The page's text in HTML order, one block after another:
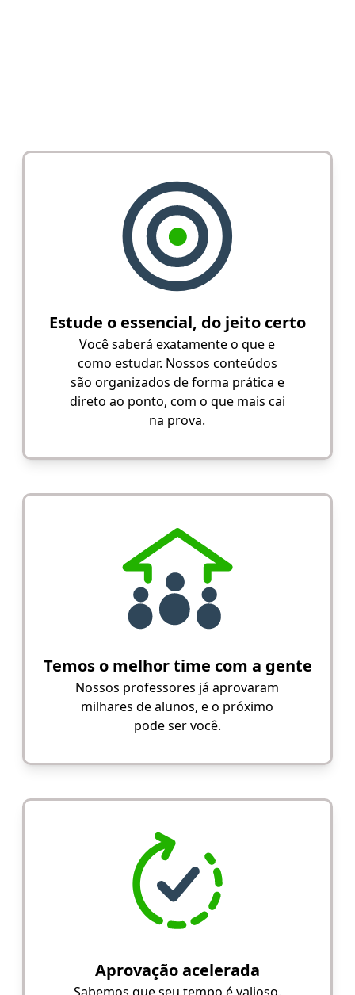
Estude o essencial, do jeito certo
Você saberá exatamente o que e
como estudar. Nossos conteúdos
são organizados de forma prática e
direto ao ponto, com o que mais cai
na prova.
Temos o melhor time com a gente
Nossos professores já aprovaram
milhares de alunos, e o próximo
pode ser você.
Aprovação acelerada